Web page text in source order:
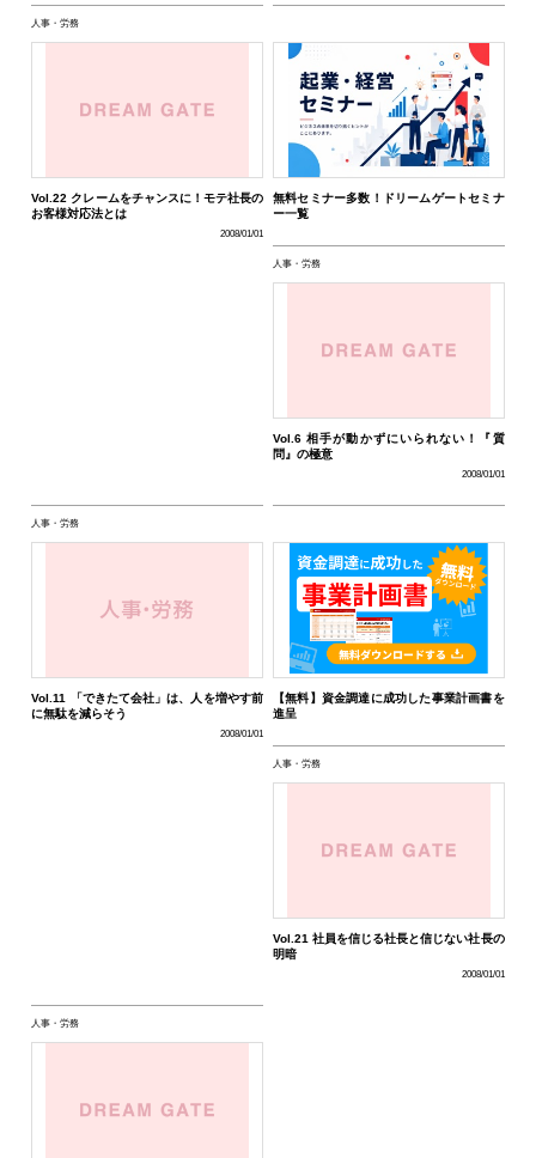
人事・労務
Vol.22 クレームをチャンスに！モテ社長の
お客様対応法とは
2008/01/01
無料セミナー多数！ドリームゲートセミナ
ー一覧
人事・労務
Vol.6 相手が動かずにいられない！『質
問』の極意
2008/01/01
人事・労務
Vol.11 「できたて会社」は、人を増やす前
に無駄を減らそう
2008/01/01
【無料】資金調達に成功した事業計画書を
進呈
人事・労務
Vol.21 社員を信じる社長と信じない社長の
明暗
2008/01/01
人事・労務